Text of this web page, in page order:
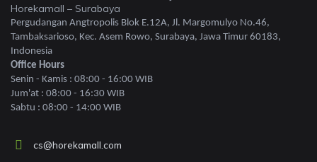
Horekamall – Surabaya
Pergudangan Angtropolis Blok E.12A, Jl. Margomulyo No.46,
Tambaksarioso, Kec. Asem Rowo, Surabaya, Jawa Timur 60183,
Indonesia
Office Hours
Senin - Kamis : 08:00 - 16:00 WIB
Jum'at : 08:00 - 16:30 WIB
Sabtu : 08:00 - 14:00 WIB
cs@horekamall.com